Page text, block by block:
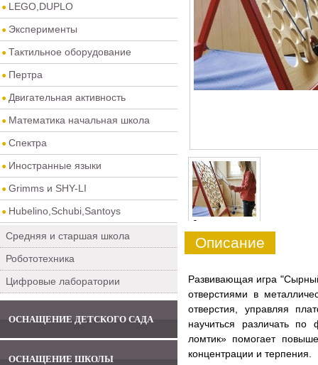
LEGO,DUPLO
Эксперименты
Тактильное оборудование
Пертра
Двигательная активность
Математика начальная школа
Спектра
Иностранные языки
Grimms и SHY-LI
Hubelino,Schubi,Santoys
Средняя и старшая школа
Робототехника
Цифровые лаборатории
ОСНАЩЕНИЕ ДЕТСКОГО САДА
ОСНАЩЕНИЕ ШКОЛЫ
0
Описание
Развивающая игра
отверстиями в
отверстия, управляя
научиться различать
ломтик» помогает
концентрации и терпения.